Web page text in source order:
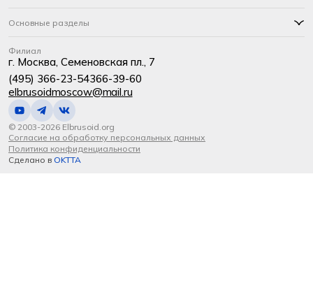
Основные разделы
Филиал
г. Москва, Семеновская пл., 7
(495) 366-23-54366-39-60
elbrusoidmoscow@mail.ru
© 2003-2026 Elbrusoid.org
Согласие на обработку персональных данных
Политика конфиденциальности
Сделано в OKTTA